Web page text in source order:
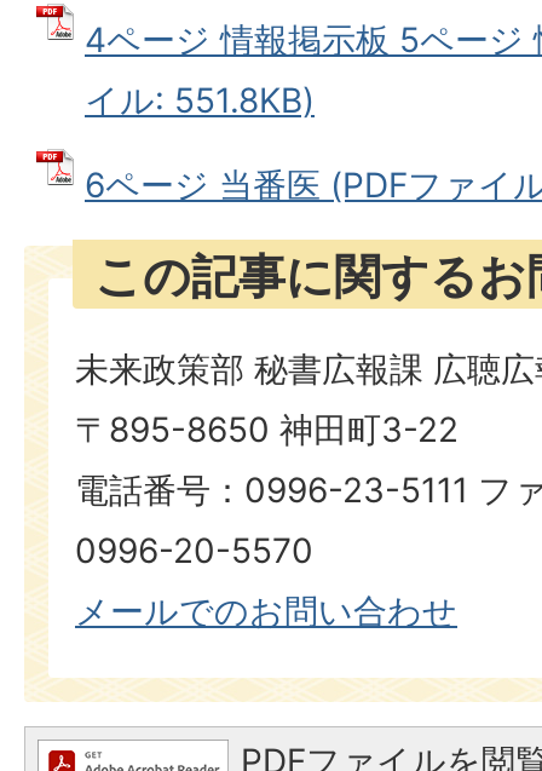
4ページ 情報掲示板 5ページ
イル: 551.8KB)
6ページ 当番医 (PDFファイ
この記事に関する
未来政策部 秘書広報課 広聴
〒895-8650 神田町3-22
電話番号：0996-23-5111 フ
0996-20-5570
メールでのお問い合わせ
PDFファイルを閲